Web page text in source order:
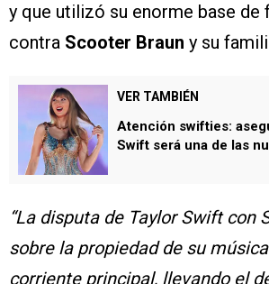
y que utilizó su enorme base de
contra Scooter Braun y su
VER TAMBIÉN
Atención swifties:
Swift será una de las
“La disputa de Taylor Swift con
sobre la propiedad de su
corriente principal, llevando el